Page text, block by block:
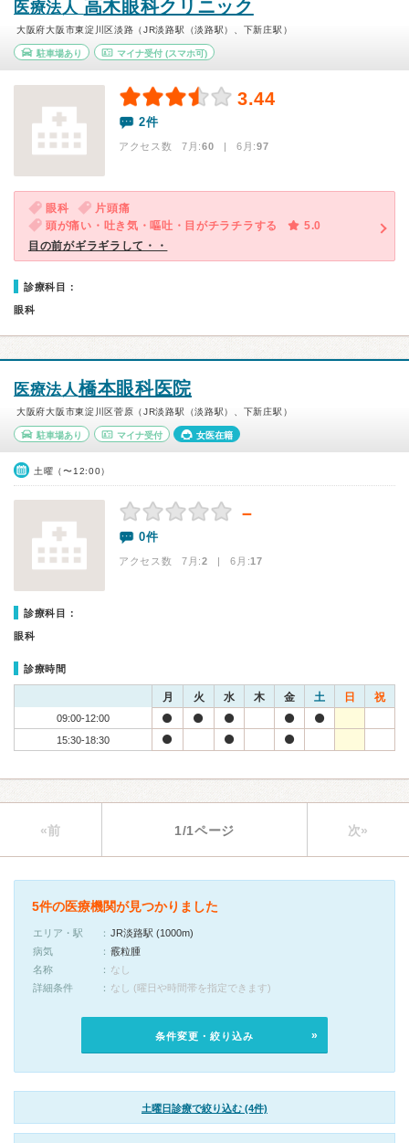
医療法人 高木眼科クリニック
大阪府大阪市東淀川区淡路（JR淡路駅（淡路駅）、下新庄駅）
駐車場あり マイナ受付(スマホ可)
3.44
2件
アクセス数 7月:60 | 6月:97
眼科
片頭痛
頭が痛い・吐き気・嘔吐・目がチラチラする
5.0
目の前がギラギラして・・
診療科目：
眼科
医療法人橋本眼科医院
大阪府大阪市東淀川区菅原（JR淡路駅（淡路駅）、下新庄駅）
駐車場あり マイナ受付 女医在籍
土曜（〜12:00）
－
0件
アクセス数 7月:2 | 6月:17
診療科目：
眼科
診療時間
月 火 水 木 金 土 日 祝
09:00-12:00
15:30-18:30
«前 1/1ページ 次»
5件の医療機関が見つかりました
エリア・駅
JR淡路駅 (1000m)
病気
霰粒腫
名称
なし
詳細条件
なし (曜日や時間帯を指定できます)
条件変更・絞り込み
土曜日診療で絞り込む (4件)